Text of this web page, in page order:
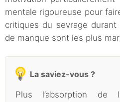
mentale rigoureuse pour
critiques du sevrage
de manque sont les plus
La saviez-vous ?
Plus l’absorption